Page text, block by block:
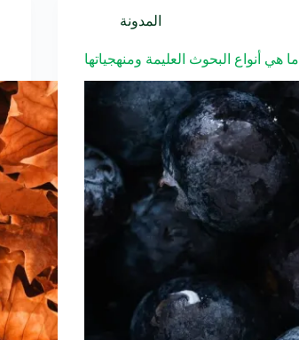
المدونة
ما هي أنواع البحوث العليمة ومنهجياتها